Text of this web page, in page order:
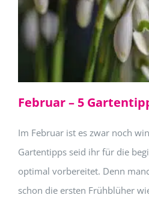
Februar – 5
Im Februar ist es zwar noch
Gartentipps seid ihr für die
optimal vorbereitet. Denn
schon die ersten Frühblüher